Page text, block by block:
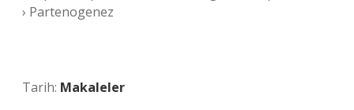
› Partenogenez
Tarih: Makaleler